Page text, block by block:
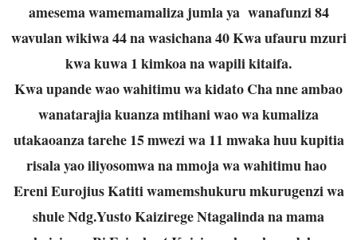
amesema wamemamaliza jumla ya wanafunzi 84
wavulan wikiwa 44 na wasichana 40 Kwa ufauru mzuri
kwa kuwa 1 kimkoa na wapili kitaifa.
Kwa upande wao wahitimu wa kidato Cha nne ambao
wanatarajia kuanza mtihani wao wa kumaliza
utakaoanza tarehe 15 mwezi wa 11 mwaka huu kupitia
risala yao iliyosomwa na mmoja wa wahitimu hao
Ereni Eurojius Katiti wamemshukuru mkurugenzi wa
shule Ndg.Yusto Kaizirege Ntagalinda na mama